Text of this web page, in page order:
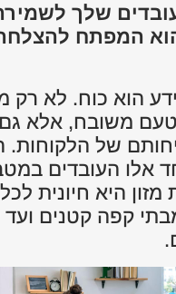
שלך
הוא המפתח
הוא כוח. לא רק
משובח, אלא
של הלקוחות.
אלו העובדים
מזון היא חיונית
קפה קטנים ועד